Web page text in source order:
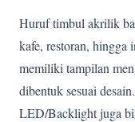
Huruf timbul akrilik
kafe, restoran,
memiliki tampilan
dibentuk sesuai
LED/Backlight juga